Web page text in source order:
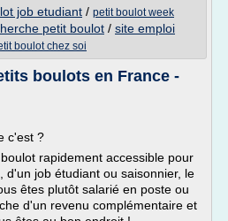
job etudiant / petit boulot week
petit boulot / site emploi
boulot chez soi
boulots en France -
c'est ?
rapidement accessible pour
d'un job étudiant ou saisonnier, le
êtes plutôt salarié en poste ou
d'un revenu complémentaire et